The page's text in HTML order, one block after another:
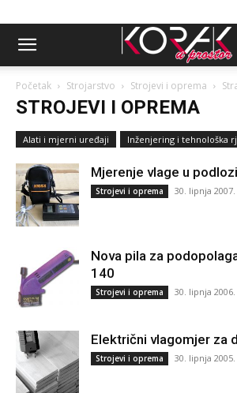
Početak Strojarstvo Strojevi i oprema
STROJEVI I OPREMA
Alati i mjerni uređaji Inženjering i tehnološka
Mjerenje vlage u podlozi
Strojevi i oprema 30. lipnja 2007.
Nova pila za
140
Strojevi i oprema 30. lipnja 2006.
Električni vlagomjer za
Strojevi i oprema 30. lipnja 2005.